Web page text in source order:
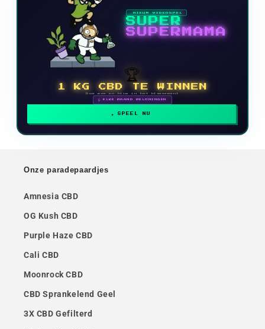
NIEUW VIDEOSPEL
SUPER
SUPERMAMA
🏆
1 KG CBD TE WINNEN
Doe mee en klim in het klassement
🗓 ELKE MAAND BELONINGEN
SPEEL NU
Onze paradepaardjes
Amnesia CBD
OG Kush CBD
Purple Haze CBD
Cali CBD
Moonrock CBD
CBD Sprankelend Geel
3X CBD Gefilterd